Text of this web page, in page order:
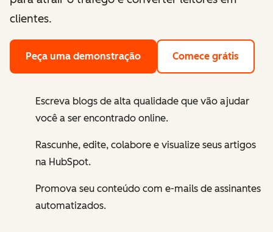
clientes.
Peça uma demonstração Comece grátis
Escreva blogs de alta qualidade que vão ajudar
você a ser encontrado online.
Rascunhe, edite, colabore e visualize seus artigos
na HubSpot.
Promova seu conteúdo com e-mails de assinantes
automatizados.